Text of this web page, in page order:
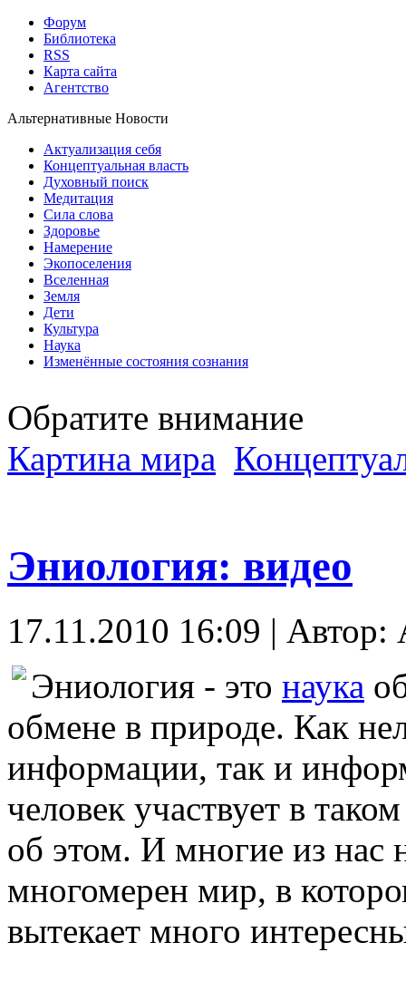
Форум
Библиотека
RSS
Карта сайта
Агентство
Альтернативные Новости
Актуализация себя
Концептуальная власть
Духовный поиск
Медитация
Сила слова
Здоровье
Намерение
Экопоселения
Вселенная
Земля
Дети
Культура
Наука
Изменённые состояния сознания
Обратите внимание
Картина мира
Эниология: видео
17.11.2010 16:09 | Автор:
Эниология - это наука
обмене в природе. Как
информации, так и
человек участвует в
об этом. И многие из нас
многомерен мир, в
вытекает много